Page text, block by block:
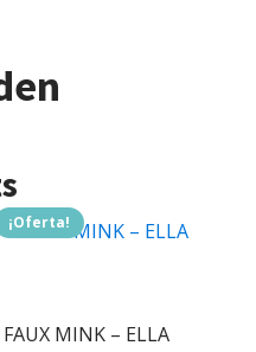
¡Oferta!
FAUX MINK – ELLA